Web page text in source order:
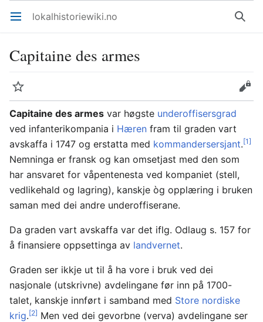
Åpne hovedmenyen lokalhistoriewiki.no Søk
Capitaine des armes
Overvåk
Rediger
Capitaine des armes var høgste underoffisersgrad
ved infanterikompania i Hæren fram til graden vart
avskaffa i 1747 og erstatta med kommandersersjant.[1]
Nemninga er fransk og kan omsetjast med den som
har ansvaret for våpentenesta ved kompaniet (stell,
vedlikehald og lagring), kanskje òg opplæring i bruken
saman med dei andre underoffiserane.
Da graden vart avskaffa var det iflg. Odlaug s. 157 for
å finansiere oppsettinga av landvernet.
Graden ser ikkje ut til å ha vore i bruk ved dei
nasjonale (utskrivne) avdelingane før inn på 1700-
talet, kanskje innført i samband med Store nordiske
krig.[2] Men ved dei gevorbne (verva) avdelingane ser